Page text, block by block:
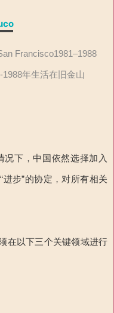
Francisco1981–1988
年生活在旧金山
况下，中国依然选择加入
进步”的协定，对所有相关
在以下三个关键领域进行